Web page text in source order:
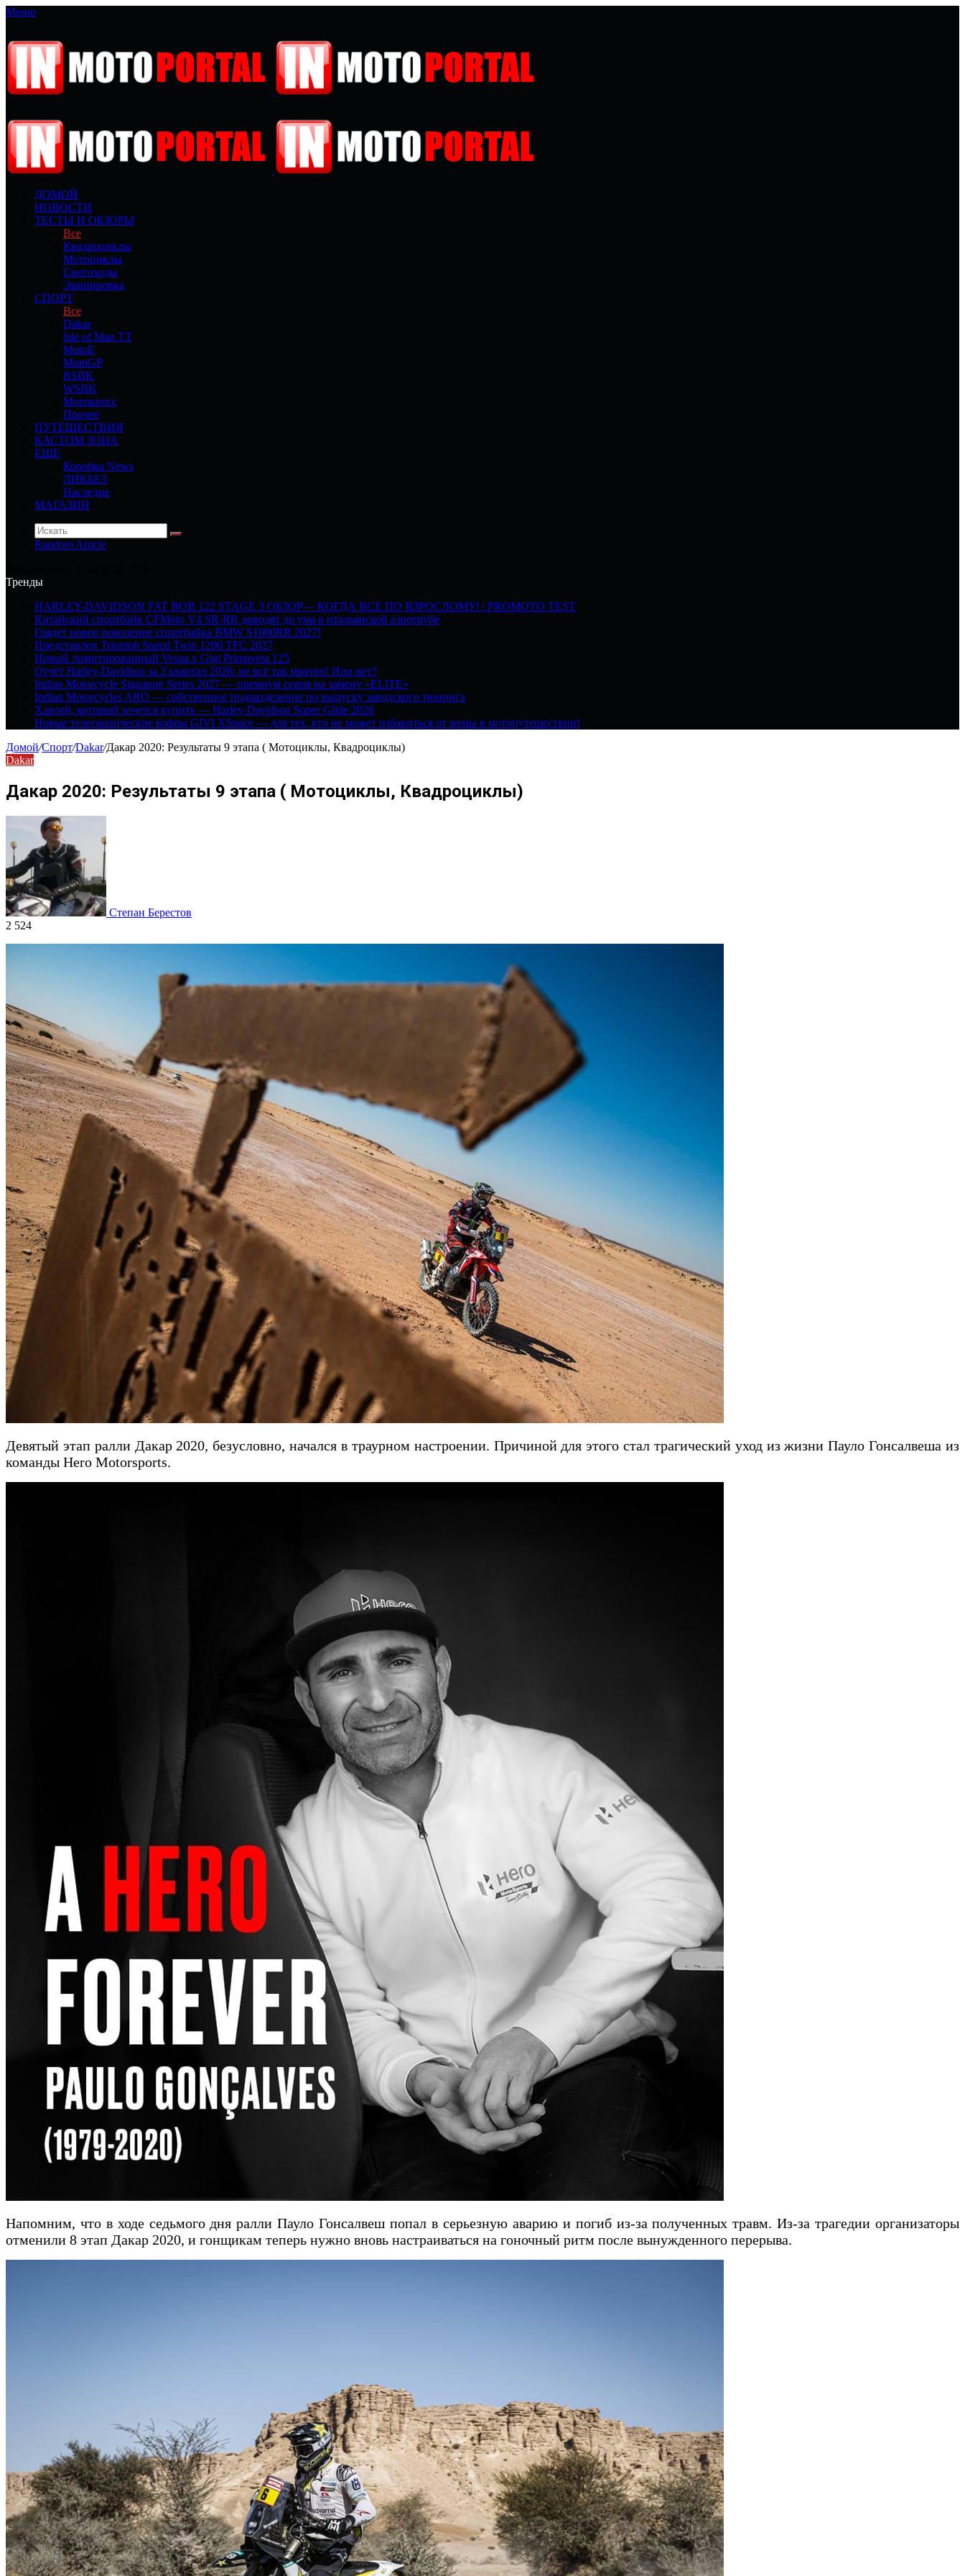
Меню
ДОМОЙ
НОВОСТИ
ТЕСТЫ И ОБЗОРЫ
Все
Квадроциклы
Мотоциклы
Снегоходы
Экипировка
СПОРТ
Все
Dakar
Isle of Man TT
MotoE
MotoGP
RSBK
WSBK
Мотокросс
Прочее
ПУТЕШЕСТВИЯ
КАСТОМ ЗОНА
ЕЩЕ
Коробка News
ЛИКБЕЗ
Наследие
МАГАЗИН
Random Article
Тренды
HARLEY-DAVIDSON FAT BOB 122 STAGE 3 ОБЗОР— КОГДА ВСЕ ПО ВЗРОСЛОМУ! | PROMOTO TEST
Китайский спортбайк CFMoto V4 SR-RR доводят до ума в итальянской аэротрубе
Грядет новое поколение спортбайка BMW S1000RR 2027!
Представлен Triumph Speed Twin 1200 TFC 2027
Новый лимитированный Vespa x Gigi Primavera 125
Отчёт Harley-Davidson за 2 квартал 2026: не всё так мрачно! Или нет?
Indian Motorcycle Signature Series 2027 — премиум серия на замену «ELITE»
Indian Motorcycles ARO — собственное подразделение по выпуску заводского тюнинга
Харлей, который хочется купить — Harley-Davidson Super Glide 2026
Новые телескопические кофры GIVI XSpace — для тех, кто не может избавиться от жены в мотопутешествии!
Домой/Спорт/Dakar/Дакар 2020: Результаты 9 этапа ( Мотоциклы, Квадроциклы)
Dakar
Дакар 2020: Результаты 9 этапа ( Мотоциклы, Квадроциклы)
Степан Берестов
2 524
Девятый этап ралли Дакар 2020, безусловно, начался в траурном настроении. Причиной для этого стал трагический уход из жизни Пауло Гонсалвеша из
команды Hero Motorsports.
Напомним, что в ходе седьмого дня ралли Пауло Гонсалвеш попал в серьезную аварию и погиб из-за полученных травм. Из-за трагедии организаторы
отменили 8 этап Дакар 2020, и гонщикам теперь нужно вновь настраиваться на гоночный ритм после вынужденного перерыва.